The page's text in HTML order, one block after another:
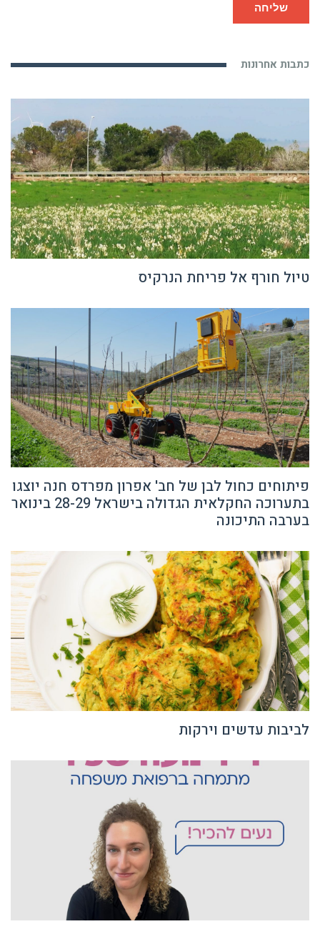
שליחה
כתבות אחרונות
טיול חורף אל פריחת הנרקיס
פיתוחים כחול לבן של חב' אפרון מפרדס חנה יוצגו
בתערוכה החקלאית הגדולה בישראל 28-29 בינואר
בערבה התיכונה
לביבות עדשים וירקות